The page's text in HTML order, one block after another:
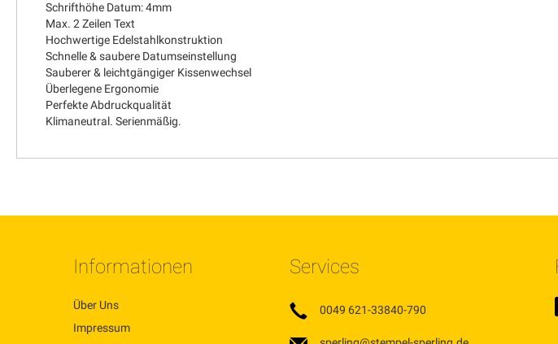
Schrifthöhe Datum: 4mm
Max. 2 Zeilen Text
Hochwertige Edelstahlkonstruktion
Schnelle & saubere Datumseinstellung
Sauberer & leichtgängiger Kissenwechsel
Überlegene Ergonomie
Perfekte Abdruckqualität
Klimaneutral. Serienmäßig.
Informationen
Über Uns
Impressum
Services
0049 621-33840-790